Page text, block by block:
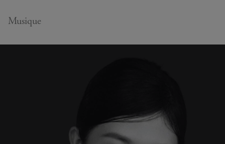
Musique